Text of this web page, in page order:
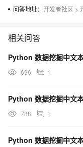
问答地址： 开发者社区 >
相关问答
696 1
Python 数据挖掘中文
788 1
Python 数据挖掘中文